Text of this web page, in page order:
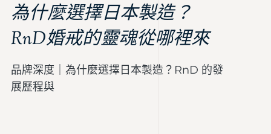
為什麼選擇日本製造？
RnD婚戒的靈魂從哪裡來
品牌深度｜為什麼選擇日本製造？RnD 的發
展歷程與